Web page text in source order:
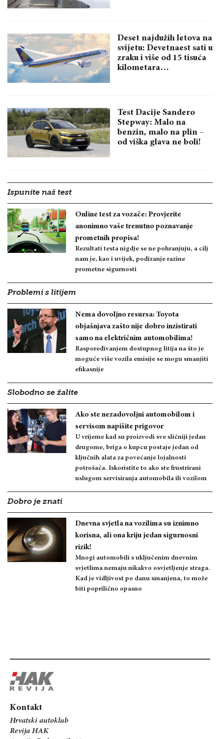
Deset najdužih letova na
svijetu: Devetnaest sati u
zraku i više od 15 tisuća
kilometara…
Test Dacije Sandero
Stepway: Malo na
benzin, malo na plin –
od viška glava ne boli!
Ispunite naš test
Online test za vozače: Provjerite
anonimno vaše trenutno poznavanje
prometnih propisa!
Rezultati testa nigdje se ne pohranjuju, a cilj
nam je, kao i uvijek, podizanje razine
prometne sigurnosti
Problemi s litijem
Nema dovoljno resursa: Toyota
objašnjava zašto nije dobro inzistirati
samo na električnim automobilima!
Raspoređivanjem dostupnog litija na što je
moguće više vozila emisije se mogu smanjiti
efikasnije
Slobodno se žalite
Ako ste nezadovoljni automobilom i
servisom napišite prigovor
U vrijeme kad su proizvodi sve sličniji jedan
drugome, briga o kupcu postaje jedan od
ključnih alata za povećanje lojalnosti
potrošača. Iskoristite to ako ste frustrirani
uslugom servisiranja automobila ili vozilom
Dobro je znati
Dnevna svjetla na vozilima su iznimno
korisna, ali ona kriju jedan sigurnosni
rizik!
Mnogi automobili s uključenim dnevnim
svjetlima nemaju nikakvo osvjetljenje straga.
Kad je vidljivost po danu smanjena, to može
biti poprilično opasno
Kontakt
Hrvatski autoklub
Revija HAK